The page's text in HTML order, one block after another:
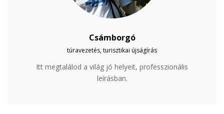
Csámborgó
túravezetés, turisztikai újságírás
Itt megtalálod a világ jó helyeit, professzionális
leírásban.